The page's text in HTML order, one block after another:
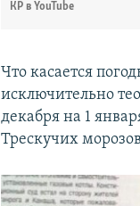
КР в YouTube
Что касается
исключительно
декабря на 1
Трескучих